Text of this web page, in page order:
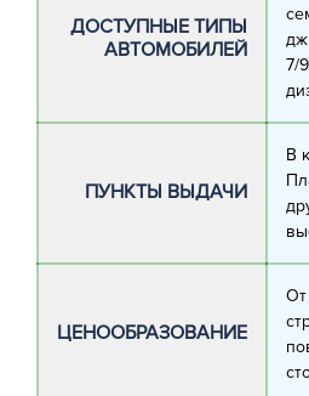
ДОСТУПНЫЕ ТИПЫ
АВТОМОБИЛЕЙ
7/
ПУНКТЫ ВЫДАЧИ
В
ЦЕНООБРАЗОВАНИЕ
От